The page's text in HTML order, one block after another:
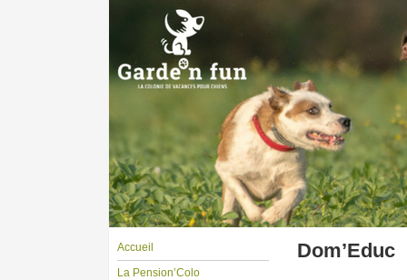
Dom’Educ
Accueil
La Pension’Colo